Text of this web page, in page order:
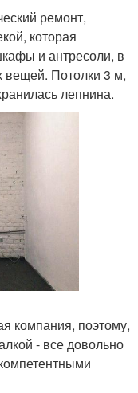
ремонт,
которая
и антресоли, в
вещей. Потолки 3 м,
лепнина.
компания, поэтому,
- все довольно